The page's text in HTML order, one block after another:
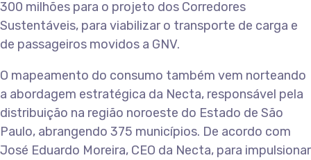
300 milhões para o projeto dos Corredores
Sustentáveis, para viabilizar o transporte de carga e
de passageiros movidos a GNV.
O mapeamento do consumo também vem norteando
a abordagem estratégica da Necta, responsável pela
distribuição na região noroeste do Estado de São
Paulo, abrangendo 375 municípios. De acordo com
José Eduardo Moreira, CEO da Necta, para impulsionar